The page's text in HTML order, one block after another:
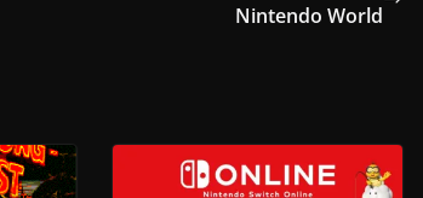
Nintendo World